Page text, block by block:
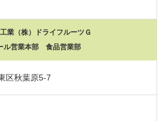
業（株）ドライフルーツＧ
ル営業本部 食品営業部
区秋葉原5-7